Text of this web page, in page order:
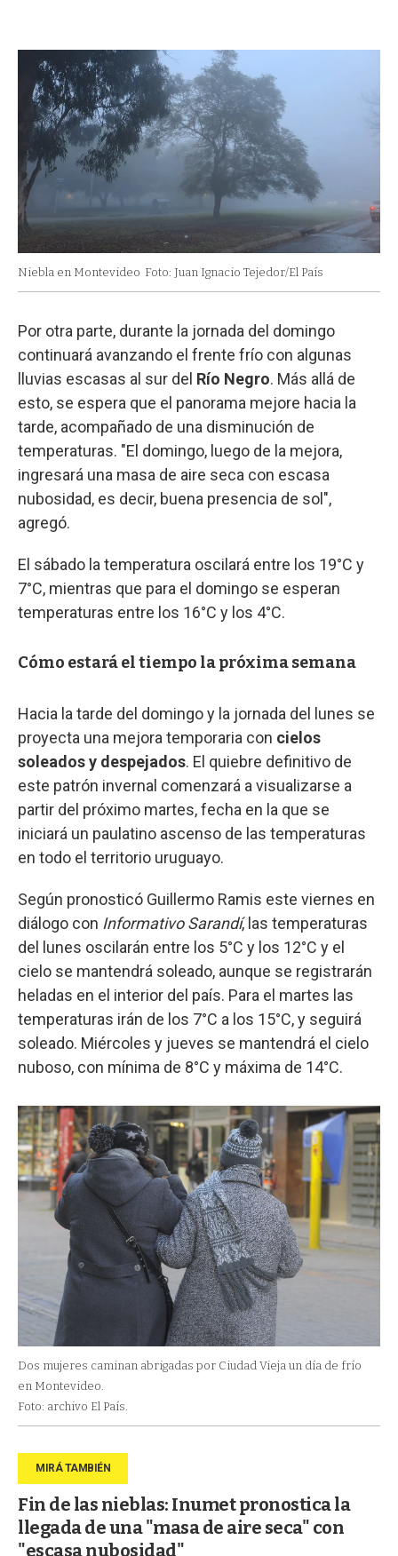
Niebla en Montevideo Foto: Juan Ignacio Tejedor/El País
Por otra parte, durante la jornada del domingo
continuará avanzando el frente frío con algunas
lluvias escasas al sur del Río Negro. Más allá de
esto, se espera que el panorama mejore hacia la
tarde, acompañado de una disminución de
temperaturas. "El domingo, luego de la mejora,
ingresará una masa de aire seca con escasa
nubosidad, es decir, buena presencia de sol",
agregó.
El sábado la temperatura oscilará entre los 19°C y
7°C, mientras que para el domingo se esperan
temperaturas entre los 16°C y los 4°C.
Cómo estará el tiempo la próxima semana
Hacia la tarde del domingo y la jornada del lunes se
proyecta una mejora temporaria con cielos
soleados y despejados. El quiebre definitivo de
este patrón invernal comenzará a visualizarse a
partir del próximo martes, fecha en la que se
iniciará un paulatino ascenso de las temperaturas
en todo el territorio uruguayo.
Según pronosticó Guillermo Ramis este viernes en
diálogo con Informativo Sarandí, las temperaturas
del lunes oscilarán entre los 5°C y los 12°C y el
cielo se mantendrá soleado, aunque se registrarán
heladas en el interior del país. Para el martes las
temperaturas irán de los 7°C a los 15°C, y seguirá
soleado. Miércoles y jueves se mantendrá el cielo
nuboso, con mínima de 8°C y máxima de 14°C.
Dos mujeres caminan abrigadas por Ciudad Vieja un día de frío
en Montevideo.
Foto: archivo El País.
Fin de las nieblas: Inumet pronostica la
llegada de una "masa de aire seca" con
"escasa nubosidad"